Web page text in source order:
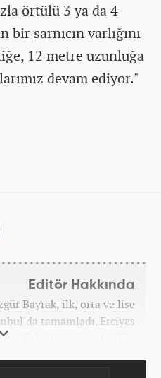
örtülü 3 ya da 4
bir sarnıcın varlığını
12 metre uzunluğa
devam ediyor."
Editör Hakkında
Bayrak, ilk, orta ve lise
tamamladı. Erciyes
Fakültesi "Gazetecilik"